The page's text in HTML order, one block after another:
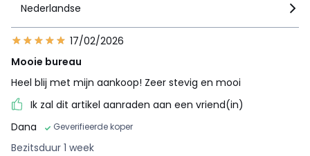
Nederlandse
17/02/2026
Mooie bureau
Heel blij met mijn aankoop! Zeer stevig en mooi
Ik zal dit artikel aanraden aan een vriend(in)
Dana
Geverifieerde koper
Bezitsduur 1 week